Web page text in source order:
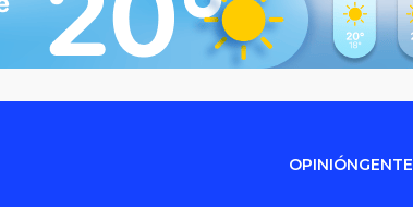
OPINIÓNGENTE